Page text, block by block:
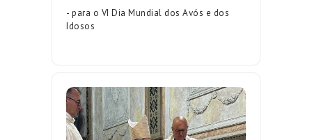
- para o VI Dia Mundial dos Avós e dos
Idosos